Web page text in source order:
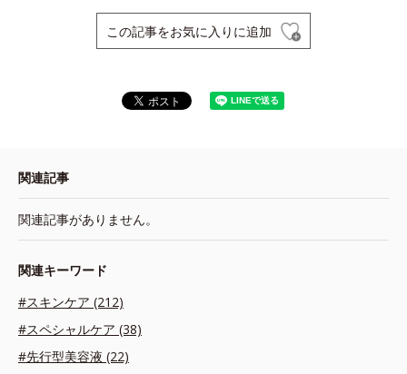
この記事をお気に入りに追加
関連記事
関連記事がありません。
関連キーワード
#スキンケア (212)
#スペシャルケア (38)
#先行型美容液 (22)